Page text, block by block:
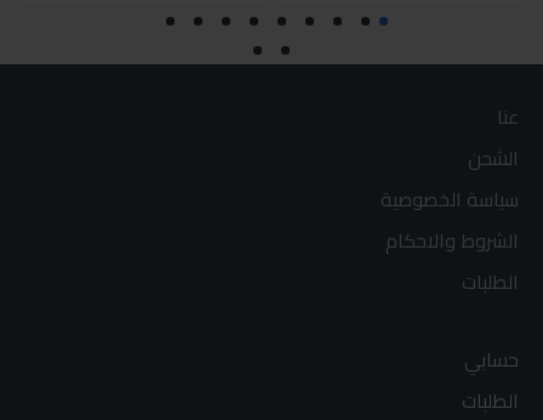
عنا
الشحن
سياسة الخصوصية
الشروط والاحكام
الطلبات
حسابي
الطلبات